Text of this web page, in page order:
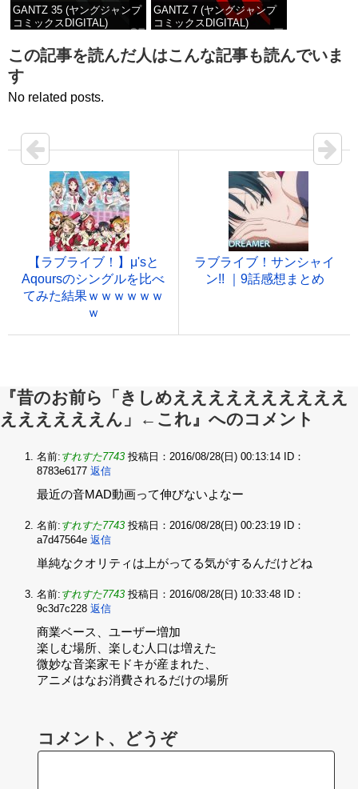
GANTZ 35 (ヤングジャンプ
コミックスDIGITAL)
価格：¥100
GANTZ 7 (ヤングジャンプ
コミックスDIGITAL)
価格：¥100
この記事を読んだ人はこんな記事も読んでいま
す
No related posts.
【ラブライブ！】μ'sと
Aqoursのシングルを比べ
てみた結果ｗｗｗｗｗｗ
ｗ
ラブライブ！サンシャイ
ン!! ｜9話感想まとめ
『昔のお前ら「きしめええええええええええ
ええええええん」←これ』へのコメント
名前: すれすた7743 投稿日：2016/08/28(日) 00:13:14
ID：
8783e6177 返信
最近の音MAD動画って伸びないよなー
名前: すれすた7743 投稿日：2016/08/28(日) 00:23:19
ID：
a7d47564e 返信
単純なクオリティは上がってる気がするんだけどね
名前: すれすた7743 投稿日：2016/08/28(日) 10:33:48
ID：
9c3d7c228 返信
商業ベース、ユーザー増加‌
楽しむ場所、楽しむ人口は増えた‌
微妙な音楽家モドキが産まれた、‌
アニメはなお消費されるだけの場所
コメント、どうぞ